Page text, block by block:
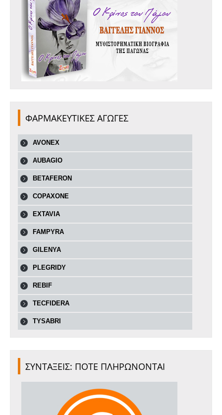
ΦΑΡΜΑΚΕΥΤΙΚΕΣ ΑΓΩΓΕΣ
AVONEX
AUBAGIO
BETAFERON
COPAXONE
EXTAVIA
FAMPYRA
GILENYA
PLEGRIDY
REBIF
TECFIDERA
TYSABRI
ΣΥΝΤΑΞΕΙΣ: ΠΟΤΕ ΠΛΗΡΩΝΟΝΤΑΙ